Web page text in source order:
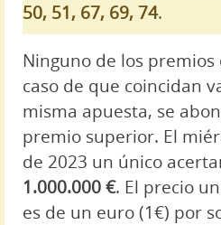
50, 51, 67, 69, 74.
Ninguno de los
caso de que coincidan
misma apuesta, se
premio superior. El
de 2023 un único
1.000.000 €. El precio
es de un euro (1€) por